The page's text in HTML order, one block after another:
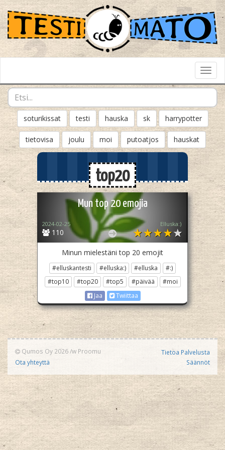
soturikissat testi hauska sk harrypotter
tietovisa joulu moi putoatjos hauskat
top20
Mun top 20 emojia
110
2024-02-25 Elluska:)
Minun mielestäni top 20 emojit
#elluskantesti #elluska:) #elluska
#:)
#top10
#top20 #top5 #päivää
#moi
Jaa
Twiittaa
Qumos Oy 2026/w Proomu
Ota yhteyttä
Tietoa Palvelusta
Säännöt